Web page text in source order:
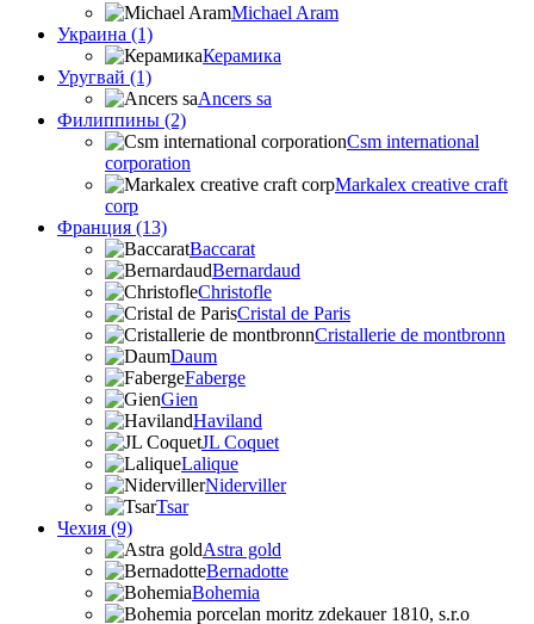
Michael Aram
Украина (1)
Керамика
Уругвай (1)
Ancers sa
Филиппины (2)
Csm international
corporation
Markalex creative craft
corp
Франция (13)
Baccarat
Bernardaud
Christofle
Cristal de Paris
Cristallerie de montbronn
Daum
Faberge
Gien
Haviland
JL Coquet
Lalique
Niderviller
Tsar
Чехия (9)
Astra gold
Bernadotte
Bohemia